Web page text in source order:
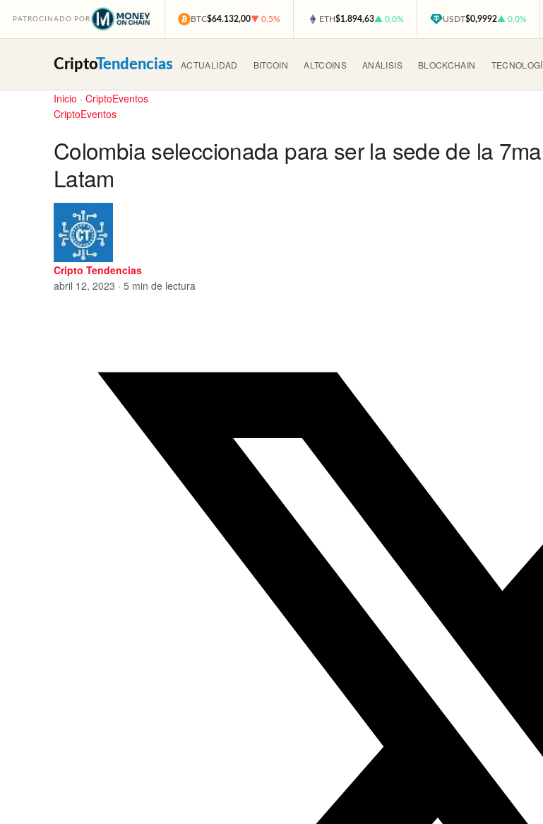
PATROCINADO POR BTC$64.132,00▼ 0,5% ETH$1.894,63▲ 0,0% USDT$0,9992▲ 0,0%
CriptoTendencias ACTUALIDAD BITCOIN ALTCOINS ANÁLISIS BLOCKCHAIN
Inicio · CriptoEventos
CriptoEventos
Colombia seleccionada para ser la sede de la
Latam
Cripto Tendencias
abril 12, 2023 · 5 min de lectura